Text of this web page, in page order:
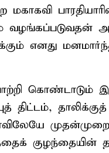
வழங்கப்படுவதன்
எனது
கொண்டாடும்
திட்டம்,
குழந்தையின்